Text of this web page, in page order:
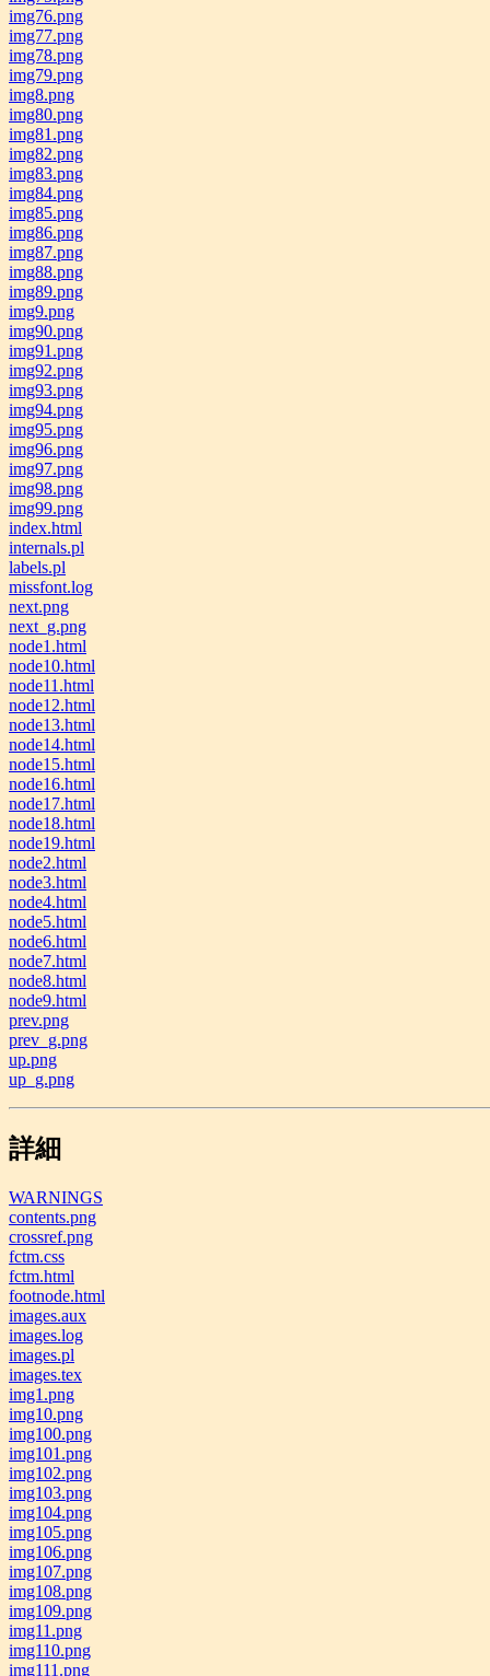
img76.png
img77.png
img78.png
img79.png
img8.png
img80.png
img81.png
img82.png
img83.png
img84.png
img85.png
img86.png
img87.png
img88.png
img89.png
img9.png
img90.png
img91.png
img92.png
img93.png
img94.png
img95.png
img96.png
img97.png
img98.png
img99.png
index.html
internals.pl
labels.pl
missfont.log
next.png
next_g.png
node1.html
node10.html
node11.html
node12.html
node13.html
node14.html
node15.html
node16.html
node17.html
node18.html
node19.html
node2.html
node3.html
node4.html
node5.html
node6.html
node7.html
node8.html
node9.html
prev.png
prev_g.png
up.png
up_g.png
詳細
WARNINGS
contents.png
crossref.png
fctm.css
fctm.html
footnode.html
images.aux
images.log
images.pl
images.tex
img1.png
img10.png
img100.png
img101.png
img102.png
img103.png
img104.png
img105.png
img106.png
img107.png
img108.png
img109.png
img11.png
img110.png
img111.png